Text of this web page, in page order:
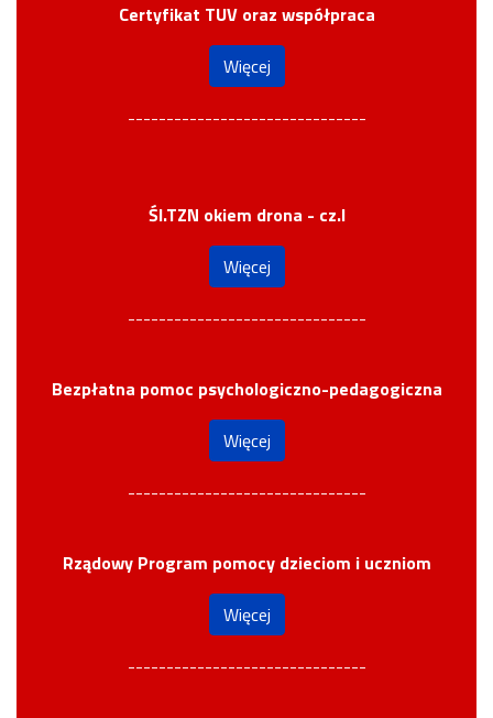
Certyfikat TUV oraz współpraca
Więcej
-------------------------------
Śl.TZN okiem drona - cz.I
Więcej
-------------------------------
Bezpłatna pomoc psychologiczno-pedagogiczna
Więcej
-------------------------------
Rządowy Program pomocy dzieciom i uczniom
Więcej
-------------------------------